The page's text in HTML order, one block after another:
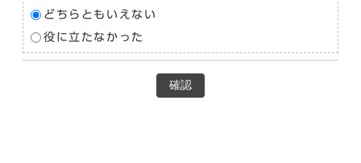
どちらともいえない
役に立たなかった
確認